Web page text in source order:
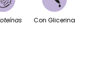
Con Glicerina